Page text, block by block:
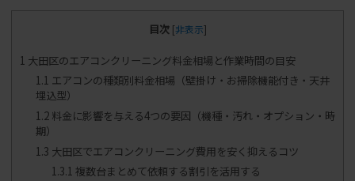
目次 [非表示]
1 大田区のエアコンクリーニング料金相場と作業時間の目安
1.1 エアコンの種類別料金相場（壁掛け・お掃除機能付き・天井
埋込型）
1.2料金に影響を与える4つの要因（機種・汚れ・オプション・時
期）
1.3 大田区でエアコンクリーニング費用を安く抑えるコツ
1.3.1 複数台まとめて依頼する割引を活用する